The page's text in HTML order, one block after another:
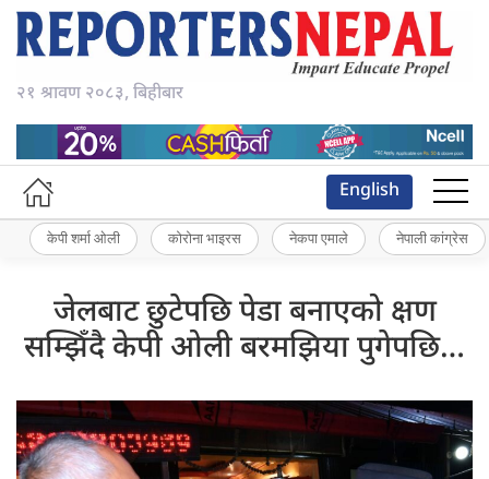
२१ श्रावण २०८३, बिहीबार
English
केपी शर्मा ओली कोरोना भाइरस नेकपा एमाले नेपाली कांग्रेस
जेलबाट छुटेपछि पेडा बनाएको क्षण
सम्झिँदै केपी ओली बरमझिया पुगेपछि…